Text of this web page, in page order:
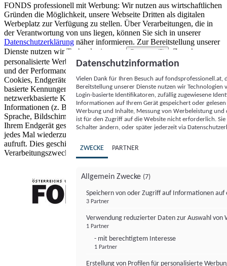
FONDS professionell mit Werbung: Wir nutzen aus wirtschaftlichen
Gründen die Möglichkeit, unsere Webseite Dritten als digitalen
Werbeplatz zur Verfügung zu stellen. Über Verarbeitungen, die in
der Verantwortung von uns liegen, können Sie sich in unserer
Datenschutzerklärung näher informieren. Zur Bereitstellung unserer
Dienste nutzen wir Technologien von
Partnern (5)
. Zwecke:
personalisierte Werbung und Inhalte, Messung von Werbeleistung
und der Performance von Inhalten sowie Zielgruppenforschung.
Cookies, Endgeräte- oder ähnliche Online-Kennungen (z. B. login-
basierte Kennungen, zufällig generierte Kennungen,
netzwerkbasierte Kennungen) können zusammen mit anderen
Informationen (z. B. Browsertyp und Browserinformationen,
Sprache, Bildschirmgröße, unterstützte Technologien usw.) auf
Ihrem Endgerät gespeichert oder von dort ausgelesen werden, um es
jedes Mal wiederzuerkennen, wenn es eine App oder einer Webseite
aufruft. Dies geschieht für einen oder mehrere der hier aufgeführten
Verarbeitungszwecke.
Datenschutzinformation
Vielen Dank für Ihren Besuch auf
Bereitstellung unserer Dienste nutzen wir Technologien
Login-basierte Identifikatoren, zufällig zugewiesene
Informationen auf Ihrem Gerät gespeichert oder
Werbung und Inhalte, Messung von Werbeleistung
ist für den Zugriff auf die Website nicht erforderlich.
Schalter ändern, oder später jederzeit via
ZWECKE PARTNER
Allgemein Zwecke (7)
Speichern von oder Zugriff auf Informationen auf
3 Partner
Verwendung reduzierter Daten zur Auswahl von
1 Partner
- mit berechtigtem Interesse
1 Partner
Erstellung von Profilen für personalisierte
FONDS professionell